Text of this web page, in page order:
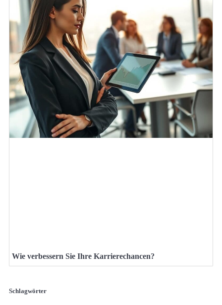
Wie verbessern Sie Ihre Karrierechancen?
Schlagwörter